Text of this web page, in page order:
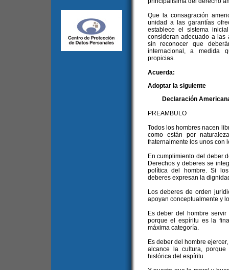
Que la consagración
unidad a las garantías
establece el sistema
consideran adecuado a las
sin reconocer que
internacional, a medida
propicias.
Acuerda:
Adoptar la siguiente
Declaración
PREAMBULO
Todos los hombres nacen
como están por
fraternalmente los unos con
En cumplimiento del deber
Derechos y deberes se
política del hombre. Si
deberes expresan la
Los deberes de orden
apoyan conceptualmente y
Es deber del hombre
porque el espíritu es la
máxima categoría.
Es deber del hombre
alcance la cultura,
histórica del espíritu.